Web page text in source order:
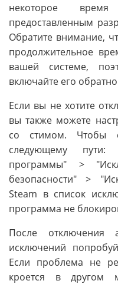
некоторое время
предоставленным
Обратите внимание,
продолжительное
вашей системе,
включайте его
Если вы не хотите
вы также можете
со стимом. Чтобы
следующему пути:
программы" >
безопасности" >
Steam в список
программа не
После отключения
исключений
Если проблема не
кроется в другом